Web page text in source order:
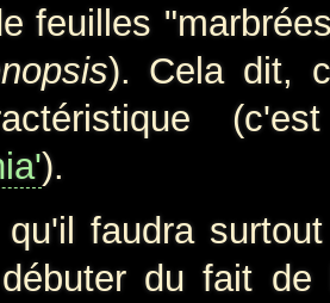
feuilles
). Cela dit,
).
surtout
du fait